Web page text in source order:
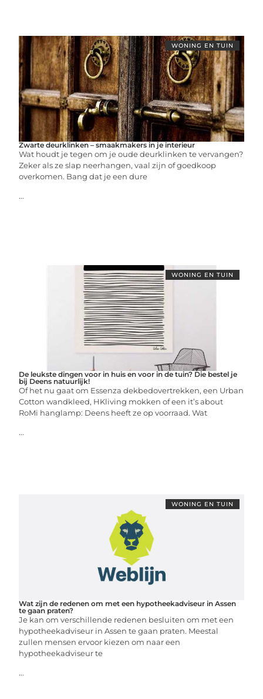
WONING EN TUIN
Zwarte deurklinken – smaakmakers in je interieur
Wat houdt je tegen om je oude deurklinken te vervangen?
Zeker als ze slap neerhangen, vaal zijn of goedkoop
overkomen. Bang dat je een dure
...
WONING EN TUIN
De leukste dingen voor in huis en voor in de tuin? Die bestel je
bij Deens natuurlijk!
Of het nu gaat om Essenza dekbedovertrekken, een Urban
Cotton wandkleed, HKliving mokken of een it’s about
RoMi hanglamp: Deens heeft ze op voorraad. Wat
...
WONING EN TUIN
Wat zijn de redenen om met een hypotheekadviseur in Assen
te gaan praten?
Je kan om verschillende redenen besluiten om met een
hypotheekadviseur in Assen te gaan praten. Meestal
zullen mensen ervoor kiezen om naar een
hypotheekadviseur te
...